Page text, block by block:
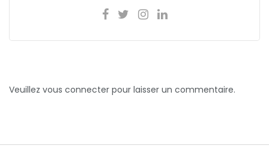
Veuillez vous connecter pour laisser un commentaire.